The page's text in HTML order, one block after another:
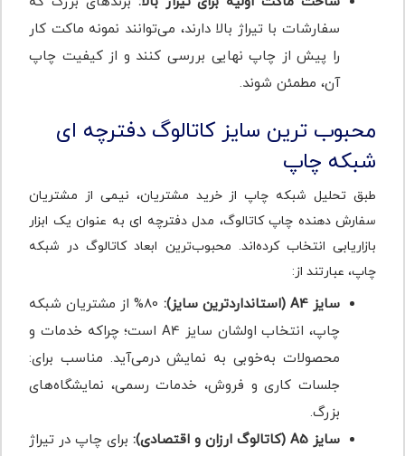
سفارشات با تیراژ بالا دارند، می‌توانند نمونه ماکت کار
را پیش از چاپ نهایی بررسی کنند و از کیفیت چاپ
آن، مطمئن شوند.
محبوب ترین سایز کاتالوگ دفترچه ای
شبکه چاپ
طبق تحلیل شبکه چاپ از خرید مشتریان، نیمی از مشتریان
سفارش دهنده چاپ کاتالوگ، مدل دفترچه ای به عنوان یک ابزار
بازاریابی انتخاب کرده‌اند. محبوب‌ترین ابعاد کاتالوگ در شبکه
چاپ، عبارتند از:
سایز A4 (استانداردترین سایز):
80% از مشتریان شبکه
چاپ، انتخاب اولشان سایز A4 است؛ چراکه خدمات و
محصولات به‌خوبی به نمایش درمی‌آید. مناسب برای:
جلسات کاری و فروش، خدمات رسمی، نمایشگاه‌های
بزرگ.
سایز A5 (کاتالوگ ارزان و اقتصادی):
برای چاپ در تیراژ